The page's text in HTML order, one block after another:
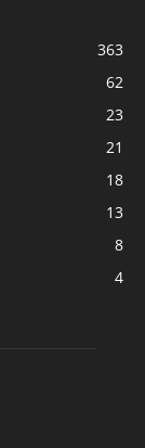
363
62
23
21
18
13
8
4